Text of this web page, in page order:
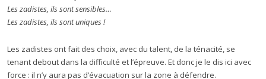
Les zadistes, ils sont sensibles…
Les zadistes, ils sont uniques !
Les zadistes ont fait des choix, avec du talent, de la ténacité, se
tenant debout dans la difficulté et l’épreuve. Et donc je le dis ici avec
force : il n’y aura pas d’évacuation sur la zone à défendre.